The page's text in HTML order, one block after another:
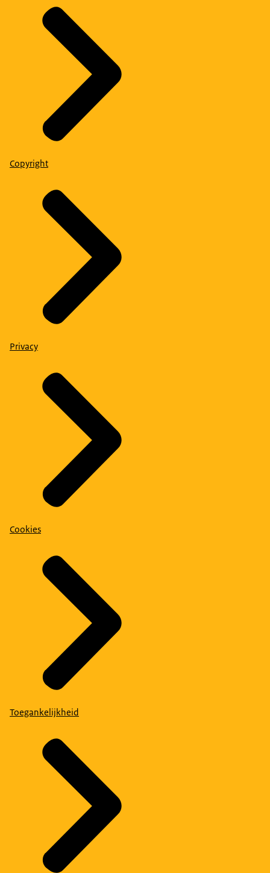
Copyright
Privacy
Cookies
Toegankelijkheid